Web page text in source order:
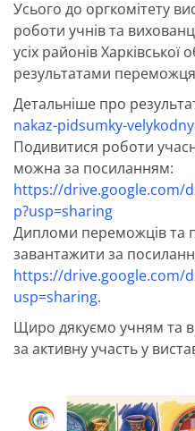
Усього до оргкомітету
роботи учнів та
усіх районів Харківської
результатами
Детальніше про
nakaz-pidsumky-
Подивитися роботи
можна за посиланням:
https://drive.google.com/
p?usp=sharing
Дипломи переможців та
завантажити за
https://drive.google.com/
usp=sharing.
Щиро дякуємо учням та
за активну участь у